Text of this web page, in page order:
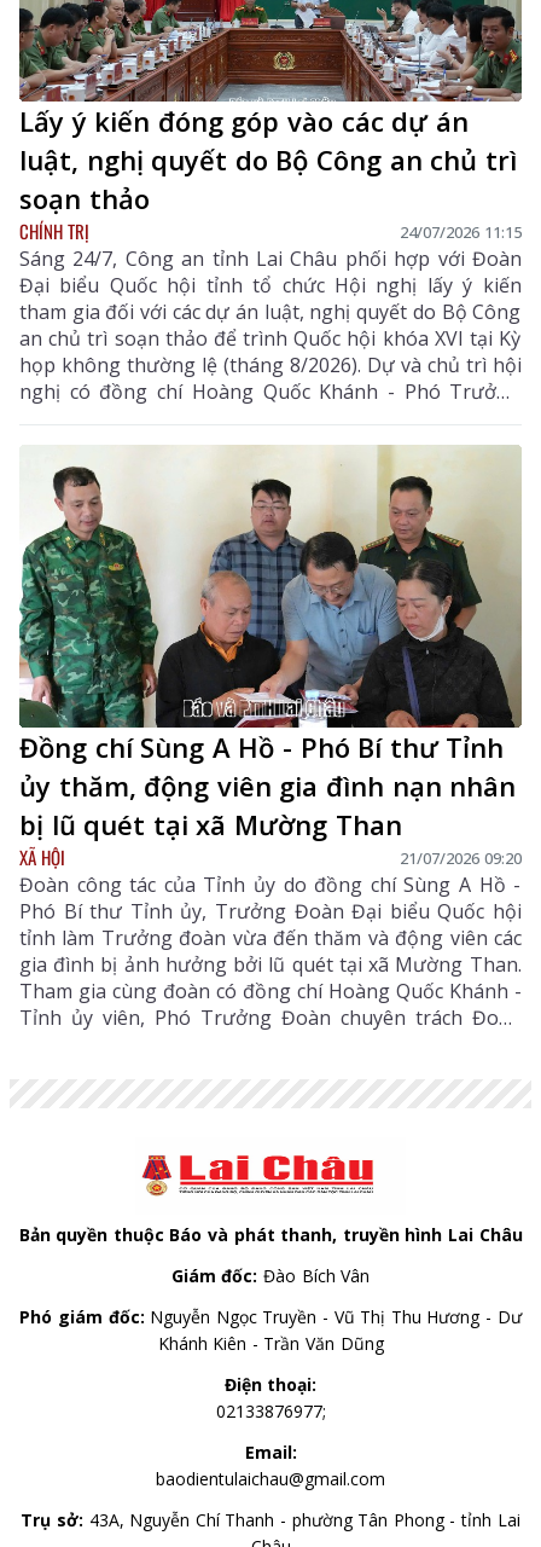
Lấy ý kiến đóng góp vào các dự án
luật, nghị quyết do Bộ Công an chủ trì
soạn thảo
CHÍNH TRỊ 24/07/2026 11:15
Sáng 24/7, Công an tỉnh Lai Châu phối hợp với Đoàn
Đại biểu Quốc hội tỉnh tổ chức Hội nghị lấy ý kiến
tham gia đối với các dự án luật, nghị quyết do Bộ Công
an chủ trì soạn thảo để trình Quốc hội khóa XVI tại Kỳ
họp không thường lệ (tháng 8/2026). Dự và chủ trì hội
nghị có đồng chí Hoàng Quốc Khánh - Phó Trưởng
Đoàn chuyên trách Đoàn Đại biểu Quốc hội tỉnh, Đại tá
Lê Anh Hưng - Phó Giám đốc Công an tỉnh cùng đại
diện lãnh đạo Viện Kiểm sát nhân dân tỉnh, Bộ Chỉ huy
Quân sự tỉnh, một số sở liên quan.
Đồng chí Sùng A Hồ - Phó Bí thư Tỉnh
ủy thăm, động viên gia đình nạn nhân
bị lũ quét tại xã Mường Than
XÃ HỘI 21/07/2026 09:20
Đoàn công tác của Tỉnh ủy do đồng chí Sùng A Hồ -
Phó Bí thư Tỉnh ủy, Trưởng Đoàn Đại biểu Quốc hội
tỉnh làm Trưởng đoàn vừa đến thăm và động viên các
gia đình bị ảnh hưởng bởi lũ quét tại xã Mường Than.
Tham gia cùng đoàn có đồng chí Hoàng Quốc Khánh -
Tỉnh ủy viên, Phó Trưởng Đoàn chuyên trách Đoàn
Bản quyền thuộc Báo và phát thanh, truyền hình Lai Châu
Giám đốc: Đào Bích Vân
Phó giám đốc: Nguyễn Ngọc Truyền - Vũ Thị Thu Hương - Dư
Khánh Kiên - Trần Văn Dũng
Điện thoại:
02133876977;
Email:
baodientulaichau@gmail.com
Trụ sở: 43A, Nguyễn Chí Thanh - phường Tân Phong - tỉnh Lai